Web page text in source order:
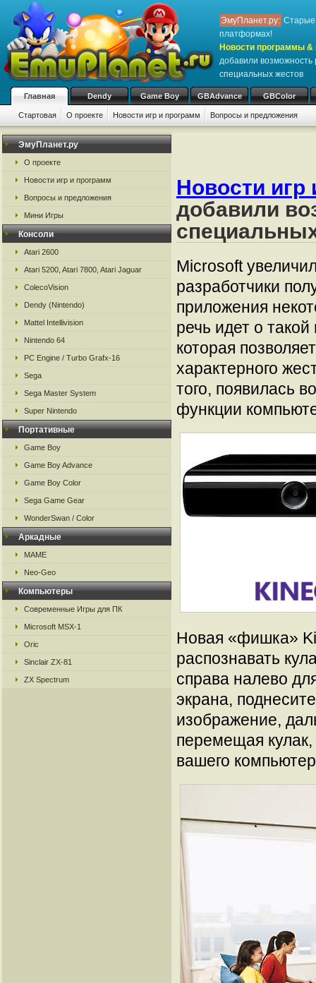
ЭмуПланет.ру: Старые
платформах!
Новости программы &
добавили возможность
специальных жестов
Главная Dendy Game Boy GBAdvance GBColor
Стартовая О проекте Новости игр и программ Вопросы и предложения
ЭмуПланет.ру
О проекте
Новости игр и программ
Вопросы и предложения
Мини Игры
Консоли
Atari 2600
Atari 5200, Atari 7800, Atari Jaguar
ColecoVision
Dendy (Nintendo)
Mattel Intellivision
Nintendo 64
PC Engine / Turbo Grafx-16
Sega
Sega Master System
Super Nintendo
Портативные
Game Boy
Game Boy Advance
Game Boy Color
Sega Game Gear
WonderSwan / Color
Аркадные
MAME
Neo-Geo
Компьютеры
Современные Игры для ПК
Microsoft MSX-1
Oric
Sinclair ZX-81
ZX Spectrum
Новости игр
добавили
Microsoft
разработчики
приложения
речь идет о
которая
характерного
того, появилась
функции
Новая «фишка»
распознавать
справа налево
экрана,
изображение,
перемещая
вашего